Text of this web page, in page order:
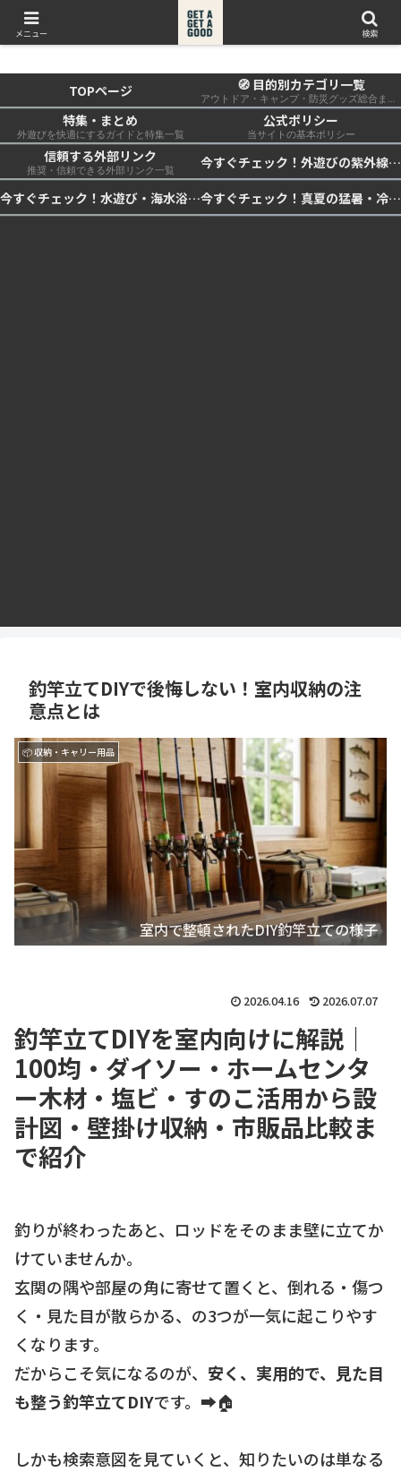
get a get a good
TOPページ 🧭 目的別カテゴリ一覧
アウトドア・キャンプ・防災グッズ総合まとめ
特集・まとめ
外遊びを快適にするガイドと特集一覧
公式ポリシー
当サイトの基本ポリシー
信頼する外部リンク
推奨・信頼できる外部リンク一覧
今すぐチェック！外遊びの紫外線対策・日差し快適化計画｜帽子・日傘・ウェア・日焼け止めを総まとめ☀️🏕️👓
今すぐチェック！水遊び・海水浴の快適化計画｜浮き輪・服装・日陰・安全対策を総まとめ🏖️🌊✨
今すぐチェック！真夏の猛暑・冷却・保冷快適化計画｜外遊び・キャンプ・車中泊の暑さ対策を総まとめ☀️🧊🏕️
釣竿立てDIYで後悔しない！室内収納の注
意点とは
📦 収納・キャリー用品
室内で整頓されたDIY釣竿立ての様子
2026.04.16 2026.07.07
釣竿立てDIYを室内向けに解説｜
100均・ダイソー・ホームセンタ
ー木材・塩ビ・すのこ活用から設
計図・壁掛け収納・市販品比較ま
で紹介
釣りが終わったあと、ロッドをそのまま壁に立てか
けていませんか。
玄関の隅や部屋の角に寄せて置くと、倒れる・傷つ
く・見た目が散らかる、の3つが一気に起こりやす
くなります。
だからこそ気になるのが、 安く、実用的で、見た目
も整う釣竿立てDIYです。➡️🏠
しかも検索意図を見ていくと、知りたいのは単なる
メニュー 検索